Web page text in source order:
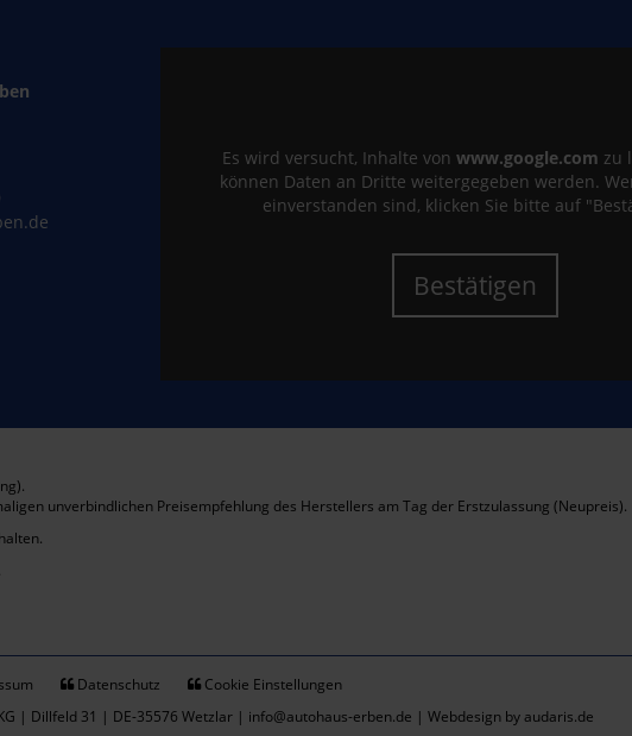
Es wird versucht, Inhalte von www.google.com zu
können Daten an Dritte weitergegeben werden.
einverstanden sind, klicken Sie bitte auf
Bestätigen
unverbindlichen Preisempfehlung des Herstellers am Tag der Erstzulassung (Neupreis).
Datenschutz
Cookie Einstellungen
| Dillfeld 31 | DE-35576 Wetzlar | info@autohaus-erben.de | Webdesign by audaris.de